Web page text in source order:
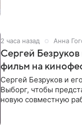
2 часа назад Анна
Сергей
фильм на
Сергей Безруков и
Выборг, чтобы
новую совместную